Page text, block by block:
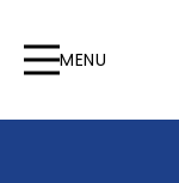
MENU